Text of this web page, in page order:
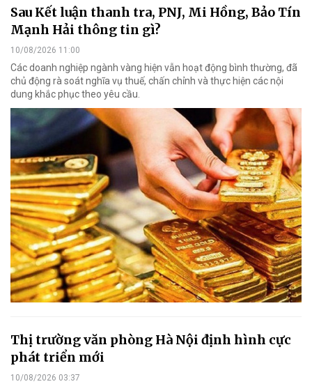
Sau Kết luận thanh tra, PNJ, Mi Hồng, Bảo Tín
Mạnh Hải thông tin gì?
10/08/2026 11:00
Các doanh nghiệp ngành vàng hiện vẫn hoạt động bình thường, đã
chủ động rà soát nghĩa vụ thuế, chấn chỉnh và thực hiện các nội
dung khắc phục theo yêu cầu.
Thị trường văn phòng Hà Nội định hình cực
phát triển mới
10/08/2026 03:37